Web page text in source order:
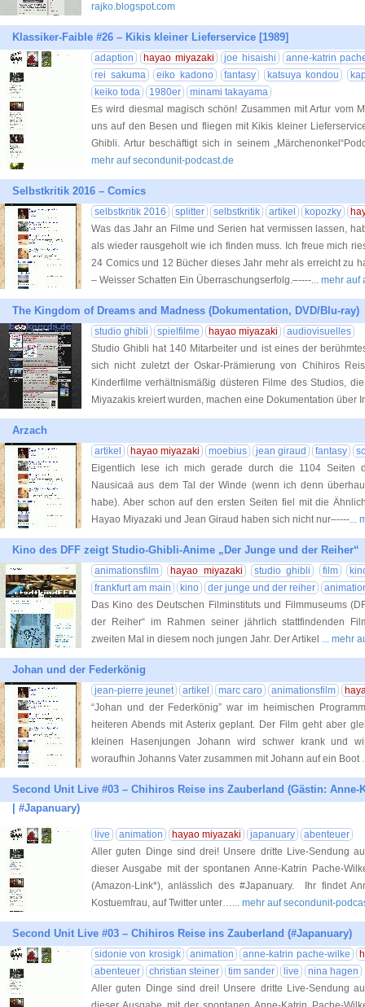
rajko.blogspot.com
Klassiker-Faible #26 – Kikis kleiner Lieferservice [1989]
adaption hayao miyazaki joe hisaishi
anne-katrin
rei sakuma
eiko kadono fantasy katsuya kondou
keiko toda
1980er
minami takayama
Es wird diesmal magisch schön! Zusammen mit Artur vom
uns auf den Besen und fliegen mit Kikis kleiner
Ghibli. Artur beschäftigt sich in seinem
mehr auf secondunit-podcast.de
Selbstkritik 2016 – Comics
selbstkritik 2016 splitter selbstkritik artikel kopozky
Was das Jahr an Filme und Serien hat vermissen lassen,
als wieder rausgeholt wie ich finden muss. Ich freue mich
24 Comics und 12 Bücher dieses Jahr mehr als erreicht zu
– Weisser Schatten Ein Überraschungserfolg.–----... mehr auf
The Kingdom of Dreams and Madness (Dokumentation, DVD/Blu-ray)
studio ghibli spielfilme hayao miyazaki
audiovisuelles
Studio Ghibli hat 140 Mitarbeiter und ist eines der
sich nicht zuletzt der Oskar-Prämierung von Chihiros
Kinderfilme verhältnismäßig düsteren Filme des Studios,
Miyazakis kreiert wurden, machen eine Dokumentation über
Arzach
artikel hayao miyazaki moebius jean giraud fantasy
Eigentlich lese ich mich gerade durch die 1104 Seiten
Nausicaä aus dem Tal der Winde (wenn ich denn
habe). Aber schon auf den ersten Seiten fiel mit die
Hayao Miyazaki und Jean Giraud haben sich nicht nur–----...
Kino des DFF zeigt Studio-Ghibli-Anime „Der Junge und der Reiher“
animationsfilm hayao miyazaki studio ghibli film
frankfurt am main
kino der junge und der reiher
Das Kino des Deutschen Filminstituts und Filmmuseums
der Reiher“ im Rahmen seiner jährlich stattfindenden
zweiten Mal in diesem noch jungen Jahr. Der Artikel ... mehr
Johan und der Federkönig
jean-pierre jeunet artikel marc caro animationsfilm
“Johan und der Federkönig” war im heimischen
heiteren Abends mit Asterix geplant. Der Film geht aber
kleinen Hasenjungen Johann wird schwer krank und
woraufhin Johanns Vater zusammen mit Johann auf ein Boot
Second Unit Live #03 – Chihiros Reise ins Zauberland (Gästin: Anne-
| #Japanuary)
live animation hayao miyazaki japanuary
abenteuer
Aller guten Dinge sind drei! Unsere dritte Live-Sendung
dieser Ausgabe mit der spontanen Anne-Katrin Pache-
(Amazon-Link*), anlässlich des #Japanuary. Ihr findet
Kostuemfrau, auf Twitter unter…... mehr auf secondunit-
Second Unit Live #03 – Chihiros Reise ins Zauberland (#Japanuary)
sidonie von krosigk animation anne-katrin pache-wilke
abenteuer
christian steiner tim sander live
nina hagen
Aller guten Dinge sind drei! Unsere dritte Live-Sendung